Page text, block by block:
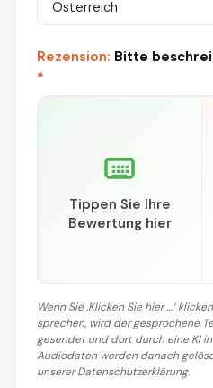
Rezension: Bitte
*
Tippen Sie Ihre
Bewertung hier
Wenn Sie ‚Klicken Sie hier …‘
sprechen, wird der gesprochene
gesendet und dort durch eine KI
Audiodaten werden danach
unserer Datenschutzerklärung.